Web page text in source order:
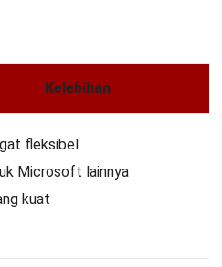
Kelebihan
fleksibel
Microsoft lainnya
kuat